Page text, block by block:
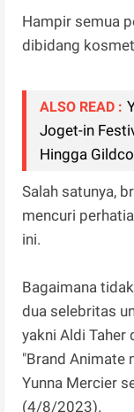
Hampir semua
dibidang
ALSO READ :
Joget-in
Hingga
Salah satunya,
mencuri
ini.
Bagaimana
dua selebritas
yakni Aldi Taher
"Brand Animate
Yunna Mercier
(4/8/2023).